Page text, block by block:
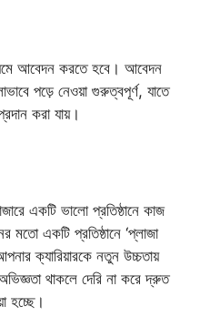
আবেদন করতে হবে। আবেদন
পড়ে নেওয়া গুরুত্বপূর্ণ, যাতে
করা যায়।
একটি ভালো প্রতিষ্ঠানে কাজ
মতো একটি প্রতিষ্ঠানে ‘প্লাজা
ক্যারিয়ারকে নতুন উচ্চতায়
থাকলে দেরি না করে দ্রুত
হচ্ছে।